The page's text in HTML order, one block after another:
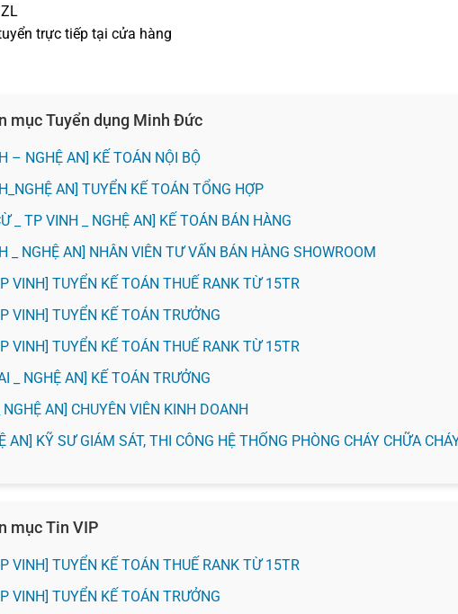
trực tiếp tại cửa hàng
mục Tuyển dụng Minh Đức
– NGHỆ AN] KẾ TOÁN NỘI BỘ
AN] TUYỂN KẾ TOÁN TỔNG HỢP
_ TP VINH _ NGHỆ AN] KẾ TOÁN BÁN HÀNG
_ NGHỆ AN] NHÂN VIÊN TƯ VẤN BÁN HÀNG SHOWROOM
VINH] TUYỂN KẾ TOÁN THUẾ RANK TỪ 15TR
VINH] TUYỂN KẾ TOÁN TRƯỞNG
VINH] TUYỂN KẾ TOÁN THUẾ RANK TỪ 15TR
_ NGHỆ AN] KẾ TOÁN TRƯỞNG
NGHỆ AN] CHUYÊN VIÊN KINH DOANH
AN] KỸ SƯ GIÁM SÁT, THI CÔNG HỆ THỐNG PHÒNG CHÁY CHỮA
mục Tin VIP
VINH] TUYỂN KẾ TOÁN THUẾ RANK TỪ 15TR
VINH] TUYỂN KẾ TOÁN TRƯỞNG